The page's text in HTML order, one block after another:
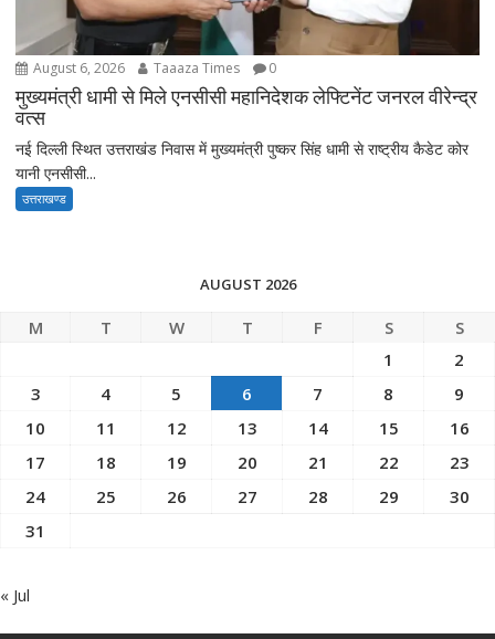
August 6, 2026 Taaaza Times 0
मुख्यमंत्री धामी से मिले एनसीसी महानिदेशक लेफ्टिनेंट जनरल वीरेन्द्र
वत्स
नई दिल्ली स्थित उत्तराखंड निवास में मुख्यमंत्री पुष्कर सिंह धामी से राष्ट्रीय कैडेट कोर
यानी एनसीसी...
उत्तराखण्ड
AUGUST 2026
M T W T F S
S
1
2
3
4 5 6 7 8
9
10
11 12 13 14 15
16
17
18 19 20 21 22
23
24
25 26 27 28 29
30
31
« Jul